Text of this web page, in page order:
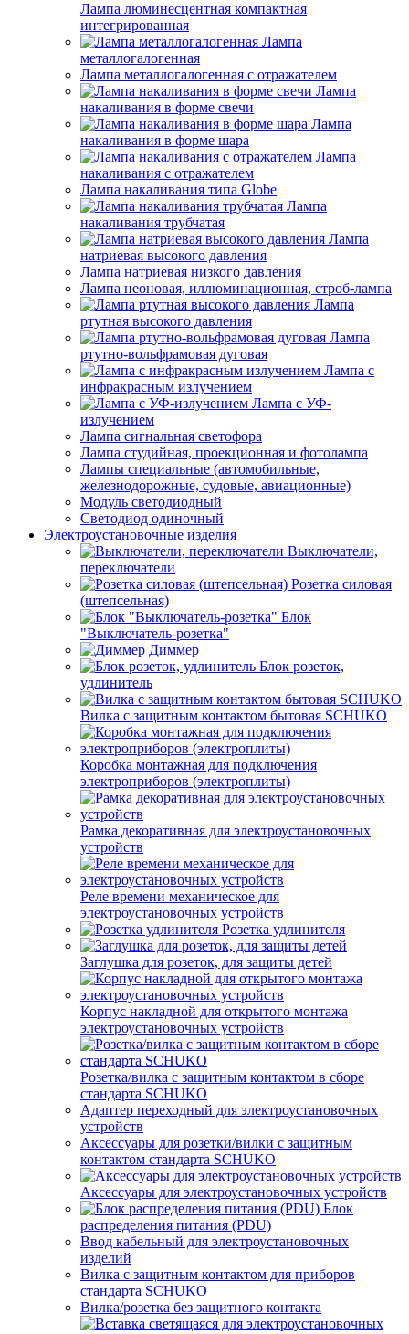
Лампа люминесцентная компактная
интегрированная
Лампа
металлогалогенная
Лампа металлогалогенная с отражателем
Лампа
накаливания в форме свечи
Лампа
накаливания в форме шара
Лампа
накаливания с отражателем
Лампа накаливания типа Globe
Лампа
накаливания трубчатая
Лампа
натриевая высокого давления
Лампа натриевая низкого давления
Лампа неоновая, иллюминационная, строб-лампа
Лампа
ртутная высокого давления
Лампа
ртутно-вольфрамовая дуговая
Лампа с
инфракрасным излучением
Лампа с УФ-
излучением
Лампа сигнальная светофора
Лампа студийная, проекционная и фотолампа
Лампы специальные (автомобильные,
железнодорожные, судовые, авиационные)
Модуль светодиодный
Светодиод одиночный
Электроустановочные изделия
Выключатели,
переключатели
Розетка силовая
(штепсельная)
Блок
"Выключатель-розетка"
Диммер
Блок розеток,
удлинитель
Вилка с защитным контактом бытовая SCHUKO
Коробка монтажная для подключения
электроприборов (электроплиты)
Рамка декоративная для электроустановочных
устройств
Реле времени механическое для
электроустановочных устройств
Розетка удлинителя
Заглушка для розеток, для защиты детей
Корпус накладной для открытого монтажа
электроустановочных устройств
Розетка/вилка с защитным контактом в сборе
стандарта SCHUKO
Адаптер переходный для электроустановочных
устройств
Аксессуары для розетки/вилки с защитным
контактом стандарта SCHUKO
Аксессуары для электроустановочных устройств
Блок
распределения питания (PDU)
Ввод кабельный для электроустановочных
изделий
Вилка с защитным контактом для приборов
стандарта SCHUKO
Вилка/розетка без защитного контакта